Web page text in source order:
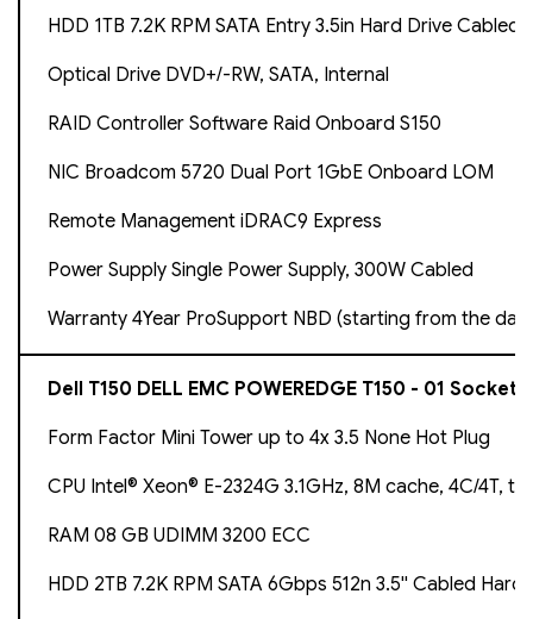
HDD 1TB 7.2K RPM SATA Entry 3.5in Hard Drive Cabled
Optical Drive DVD+/-RW, SATA, Internal
RAID Controller Software Raid Onboard S150
NIC Broadcom 5720 Dual Port 1GbE Onboard LOM
Remote Management iDRAC9 Express
Power Supply Single Power Supply, 300W Cabled
Warranty 4Year ProSupport NBD (starting from the
Dell T150 DELL EMC POWEREDGE T150 - 01 Socket
Form Factor Mini Tower up to 4x 3.5 None Hot Plug
CPU Intel® Xeon® E-2324G 3.1GHz, 8M cache, 4C/4T,
RAM 08 GB UDIMM 3200 ECC
HDD 2TB 7.2K RPM SATA 6Gbps 512n 3.5'' Cabled Hard